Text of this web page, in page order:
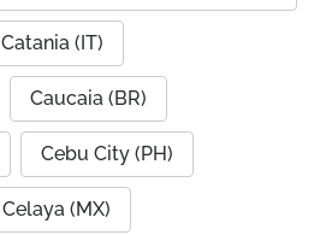
Catania (IT)
Caucaia (BR)
Cebu City (PH)
Celaya (MX)